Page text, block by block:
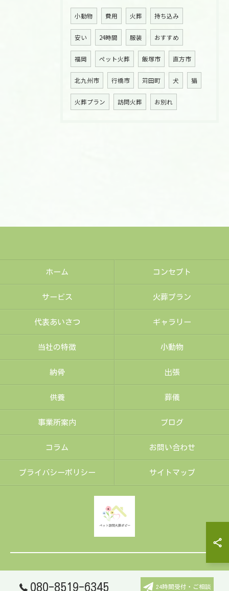
小動物 費用 火葬 持ち込み
安い 24時間 服装 おすすめ
福岡 ペット火葬 飯塚市 直方市
北九州市 行橋市 苅田町 犬 猫
火葬プラン 訪問火葬 お別れ
080-8519-6345 24時間受付・ご相談
ホーム コンセプト
サービス 火葬プラン
代表あいさつ ギャラリー
当社の特徴 小動物
納骨 出張
供養 葬儀
事業所案内 ブログ
コラム お問い合わせ
プライバシーポリシー サイトマップ
RIGHTS RESERVED.